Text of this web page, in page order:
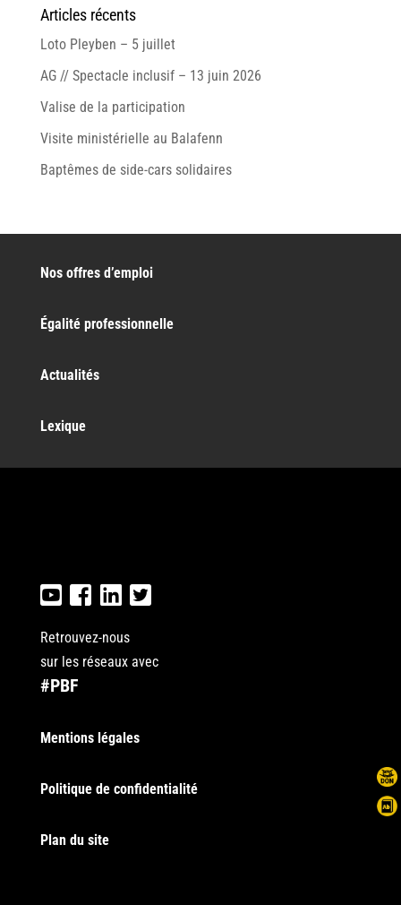
Articles récents
Loto Pleyben – 5 juillet
AG // Spectacle inclusif – 13 juin 2026
Valise de la participation
Visite ministérielle au Balafenn
Baptêmes de side-cars solidaires
Nos offres d’emploi
Égalité professionnelle
Actualités
Lexique
Retrouvez-nous
sur les réseaux avec
#PBF
Mentions légales
Politique de confidentialité
Plan du site